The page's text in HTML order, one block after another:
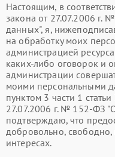
Настоящим, в
закона от 27.07.2006 г.
данных", я,
на обработку моих
администрацией ресурса
каких-либо оговорок и
администрации
моими персональными
пунктом 3 части 1
27.07.2006 г. № 152-ФЗ
подтверждаю, что
добровольно,
интересах.